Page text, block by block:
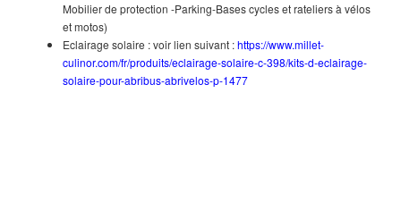
Mobilier de protection -Parking-Bases cycles et rateliers à vélos
et motos)
Eclairage solaire : voir lien suivant :https://www.millet-
culinor.com/fr/produits/eclairage-solaire-c-398/kits-d-eclairage-
solaire-pour-abribus-abrivelos-p-1477